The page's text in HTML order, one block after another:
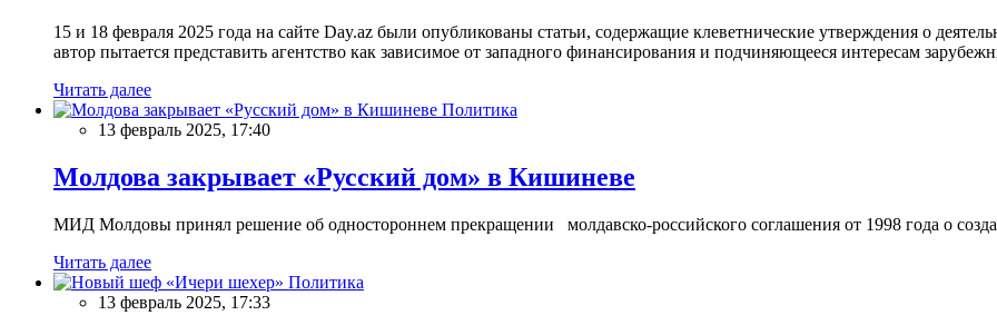
15 и 18 февраля 2025 года на сайте Day.az были опубликованы статьи, содержащие клеветнические утверждения о
автор пытается представить агентство как зависимое от западного финансирования и подчиняющееся интересам
Читать далее
Политика
13 февраль 2025, 17:40
Молдова закрывает «Русский дом» в Кишиневе
МИД Молдовы принял решение об одностороннем прекращении молдавско-российского соглашения от 1998 года о
Читать далее
Политика
13 февраль 2025, 17:33